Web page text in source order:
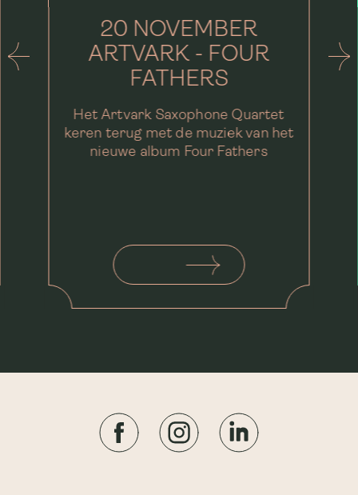
20 NOVEMBER
ARTVARK - FOUR
FATHERS
Het Artvark Saxophone Quartet
keren terug met de muziek van het
nieuwe album Four Fathers